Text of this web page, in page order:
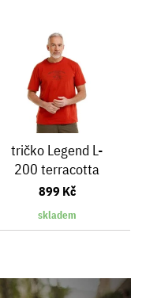
tričko Legend L-
200 terracotta
899 Kč
skladem